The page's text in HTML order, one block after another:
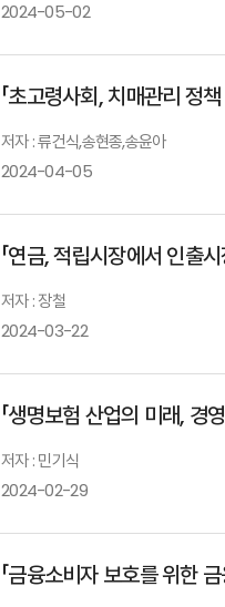
2024-05-02
국내 중
-제조
최용민
「초고령사회, 치매관리 정
저자 : 류건식,송현종,송윤아
2024-04-05
류건
송윤
「연금, 적립시장에서 인출시
저자 : 장철
2024-03-22
「생명보험 산업의 미래, 경
저자 : 민기식
2024-02-29
「금융소비자 보호를 위한